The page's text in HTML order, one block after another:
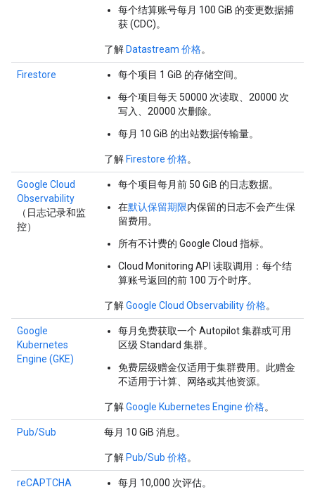
每个结算账号每月 100 GiB 的变更数据捕
获 (CDC)。
了解 Datastream 价格。
Firestore
每个项目 1 GiB 的存储空间。
每个项目每天 50000 次读取、20000 次
写入、20000 次删除。
每月 10 GiB 的出站数据传输量。
了解 Firestore 价格。
Google Cloud
Observability
（日志记录和监
控）
每个项目每月前 50 GiB 的日志数据。
在默认保留期限内保留的日志不会产生保
留费用。
所有不计费的 Google Cloud 指标。
Cloud Monitoring API 读取调用：每个结
算账号返回的前 100 万个时序。
了解Google Cloud Observability 价格。
Google
Kubernetes
Engine (GKE)
每月免费获取一个 Autopilot 集群或可用
区级 Standard 集群。
免费层级赠金仅适用于集群费用。此赠金
不适用于计算、网络或其他资源。
了解Google Kubernetes Engine 价格。
Pub/Sub 每月 10 GiB 消息。
了解 Pub/Sub 价格。
reCAPTCHA 每月 10,000 次评估。